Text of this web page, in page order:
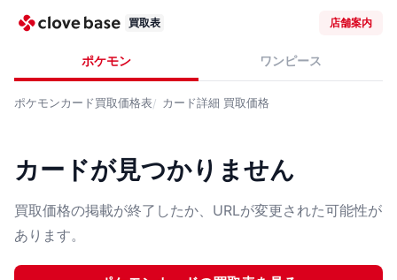
買取表 店舗案内
ポケモン ワンピース
ポケモンカード買取価格表 カード詳細 買取価格
カードが見つかりません
買取価格の掲載が終了したか、URLが変更された可能性が
あります。